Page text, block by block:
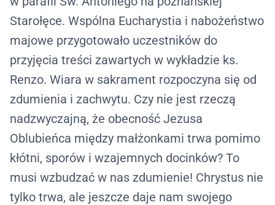
Starołęce. Wspólna Eucharystia i nabożeństwo
majowe przygotowało uczestników do
przyjęcia treści zawartych w wykładzie ks.
Renzo. Wiara w sakrament rozpoczyna się od
zdumienia i zachwytu. Czy nie jest rzeczą
nadzwyczajną, że obecność Jezusa
Oblubieńca między małżonkami trwa pomimo
kłótni, sporów i wzajemnych docinków? To
musi wzbudzać w nas zdumienie! Chrystus nie
tylko trwa, ale jeszcze daje nam swojego